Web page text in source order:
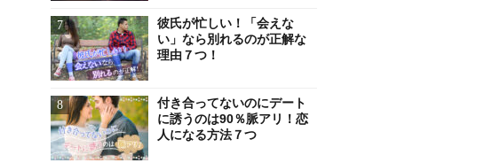
彼氏が忙しい！「会えな
い」なら別れるのが正解な
理由７つ！
付き合ってないのにデート
に誘うのは90％脈アリ！恋
人になる方法７つ